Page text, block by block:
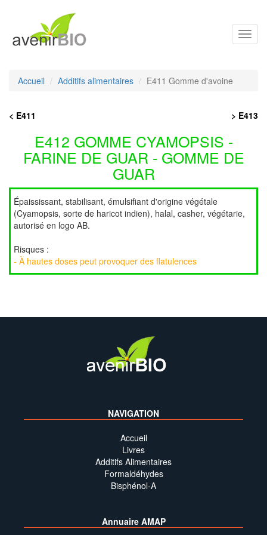
Accueil Additifs alimentaires E411 Gomme d'avoine
< E411 > E413
E412 GOMME CYAMOPSIS -
FARINE DE GUAR - GOMME DE
GUAR
Épaississant, stabilisant, émulsifiant d'origine végétale
(Cyamopsis, sorte de haricot indien), halal, casher, végétarie,
autorisé en logo AB.
Risques :
- À hautes doses peut provoquer des flatulences
NAVIGATION
Accueil
Livres
Additifs Alimentaires
Formaldéhydes
Bisphénol-A
Annuaire AMAP